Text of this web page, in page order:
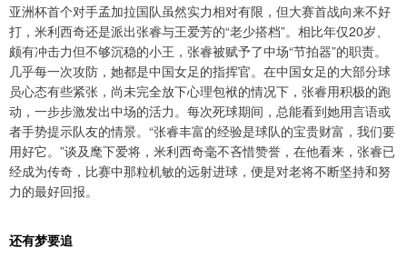
亚洲杯首个对手孟加拉国队虽然实力相对有限，但大赛首战向来不好
打，米利西奇还是派出张睿与王爱芳的“老少搭档”。相比年仅20岁、
颇有冲击力但不够沉稳的小王，张睿被赋予了中场“节拍器”的职责。
几乎每一次攻防，她都是中国女足的指挥官。在中国女足的大部分球
员心态有些紧张，尚未完全放下心理包袱的情况下，张睿用积极的跑
动，一步步激发出中场的活力。每次死球期间，总能看到她用言语或
者手势提示队友的情景。“张睿丰富的经验是球队的宝贵财富，我们要
用好它。”谈及麾下爱将，米利西奇毫不吝惜赞誉，在他看来，张睿已
经成为传奇，比赛中那粒机敏的远射进球，便是对老将不断坚持和努
力的最好回报。
还有梦要追